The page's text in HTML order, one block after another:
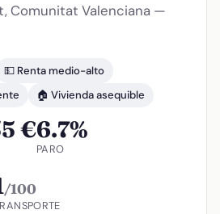
Comunitat Valenciana —
💵 Renta medio-alto
🏠 Vivienda asequible
€6.7%
PARO
/100